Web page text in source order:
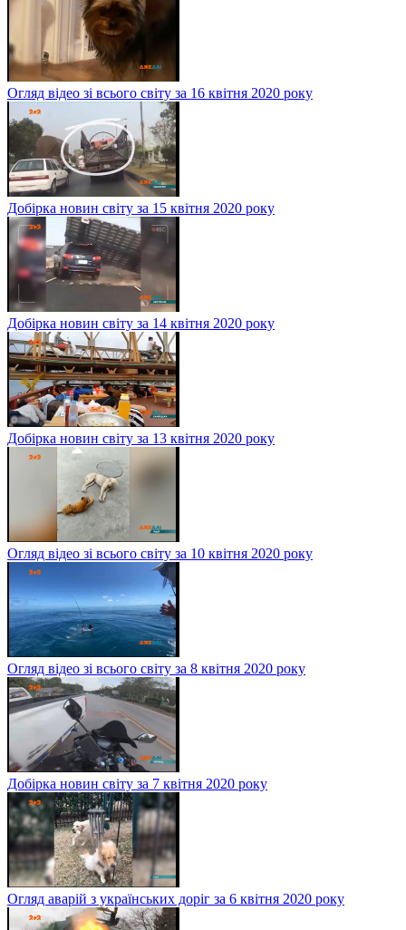
Огляд відео зі всього світу за 16 квітня 2020 року
Добірка новин світу за 15 квітня 2020 року
Добірка новин світу за 14 квітня 2020 року
Добірка новин світу за 13 квітня 2020 року
Огляд відео зі всього світу за 10 квітня 2020 року
Огляд відео зі всього світу за 8 квітня 2020 року
Добірка новин світу за 7 квітня 2020 року
Огляд аварій з українських доріг за 6 квітня 2020 року